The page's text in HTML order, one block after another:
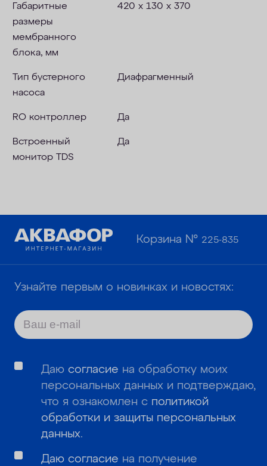
Габаритные
размеры
мембранного
блока, мм
420 х 130 х 370
Тип бустерного
насоса
Диафрагменный
RO контроллер Да
Встроенный
монитор TDS
Да
Корзина № 225-835
Узнайте первым о новинках и новостях:
Даю согласие на обработку моих
персональных данных и подтверждаю,
что я ознакомлен с политикой
обработки и защиты персональных
данных.
Даю согласие на получение